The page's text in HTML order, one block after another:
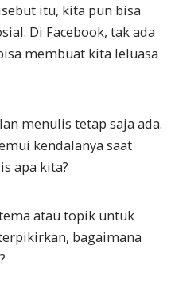
itu, kita pun bisa
Di Facebook, tak ada
membuat kita leluasa
menulis tetap saja ada.
kendalanya saat
apa kita?
atau topik untuk
bagaimana